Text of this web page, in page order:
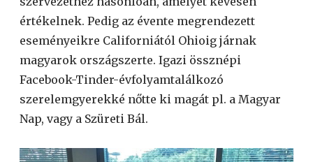
értékelnek. Pedig az évente megrendezett
eseményeikre Californiától Ohioig járnak
magyarok országszerte. Igazi össznépi
Facebook-Tinder-évfolyamtalálkozó
szerelemgyerekké nőtte ki magát pl. a Magyar
Nap, vagy a Szüreti Bál.